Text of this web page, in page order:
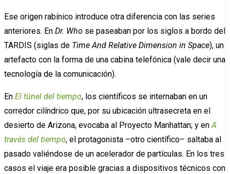
Ese origen rabínico introduce otra diferencia con las series
anteriores. En Dr. Who se paseaban por los siglos a bordo del
TARDIS (siglas de Time And Relative Dimension in Space), un
artefacto con la forma de una cabina telefónica (vale decir una
tecnología de la comunicación).
En El túnel del tiempo, los científicos se internaban en un
corredor cilíndrico que, por su ubicación ultrasecreta en el
desierto de Arizona, evocaba al Proyecto Manhattan; y enA
través del tiempo, el protagonista –otro científico– saltaba al
pasado valiéndose de un acelerador de partículas. En los tres
casos el viaje era posible gracias a dispositivos técnicos con